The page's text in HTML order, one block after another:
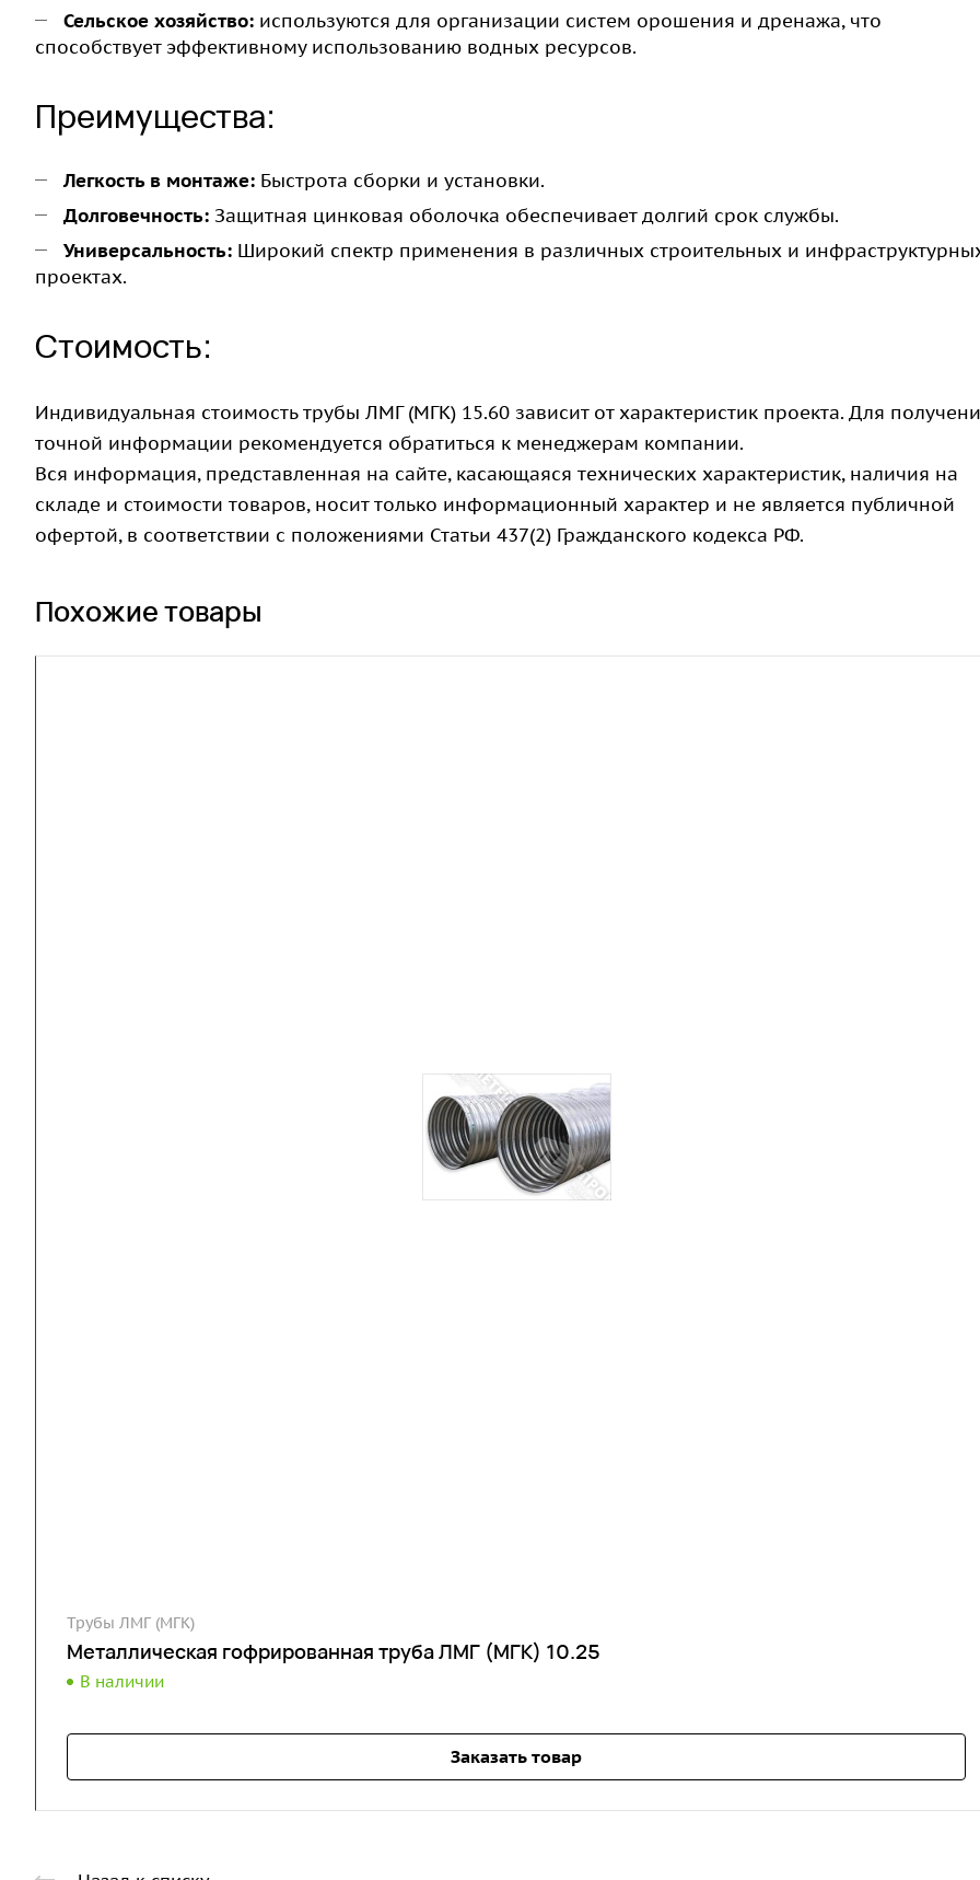
Сельское хозяйство: используются для организации систем орошения и дренажа, что
способствует эффективному использованию водных ресурсов.
Преимущества:
Легкость в монтаже: Быстрота сборки и установки.
Долговечность: Защитная цинковая оболочка обеспечивает долгий срок службы.
Универсальность: Широкий спектр применения в различных строительных и
проектах.
Стоимость:
Индивидуальная стоимость трубы ЛМГ (МГК) 15.60 зависит от характеристик проекта. Для
точной информации рекомендуется обратиться к менеджерам компании.
Вся информация, представленная на сайте, касающаяся технических характеристик, наличия на
складе и стоимости товаров, носит только информационный характер и не является публичной
офертой, в соответствии с положениями Статьи 437(2) Гражданского кодекса РФ.
Похожие товары
Трубы ЛМГ (МГК)
Металлическая гофрированная труба ЛМГ (МГК) 10.25
В наличии
Заказать товар